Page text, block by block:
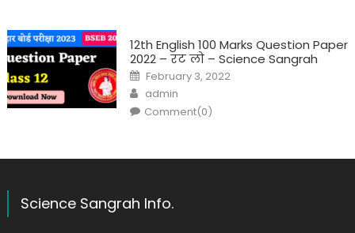
12th English 100 Marks Question Paper
2022 – रट लो – Science Sangrah
February 3, 2022
admin
Comment(0)
Science Sangrah Info.